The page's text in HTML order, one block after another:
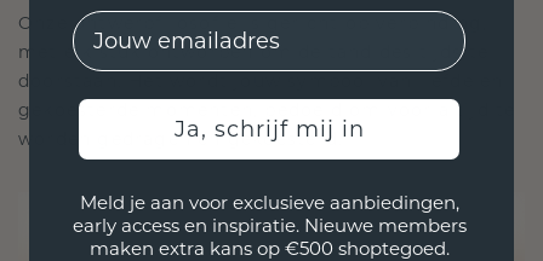
Onze ontwerpfilosofie is gericht op verbinding,
met elk stuk ontworpen om de tand des tijds te
doorstaan. Het wordt jouw symbool van liefde en
gekoesterde momenten, bedoeld om voor altijd te
worden gedragen en gekoesterd.
EMail
Ja, schrijf mij in
Meld je aan voor exclusieve aanbiedingen,
early access en inspiratie. Nieuwe members
maken extra kans op €500 shoptegoed.